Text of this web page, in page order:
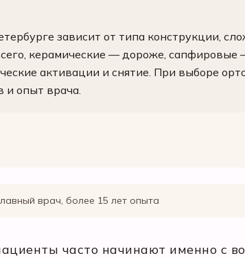
зависит от типа конструкции,
керамические — дороже, сапфировые
активации и снятие. При выборе
и опыт врача.
врач, более 15 лет опыта
часто начинают именно с